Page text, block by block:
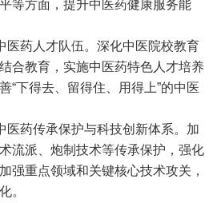
等方面，提升中医药健康服务能
医药人才队伍。深化中医院校教育
合教育，实施中医药特色人才培养
“下得去、留得住、用得上”的中医
医药传承保护与科技创新体系。加
流派、炮制技术等传承保护，强化
强重点领域和关键核心技术攻关，
。